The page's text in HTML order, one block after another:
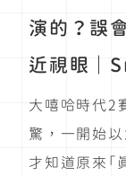
演的？誤
近視眼｜
大嘻哈時代2
驚，一開始
才知道原來「